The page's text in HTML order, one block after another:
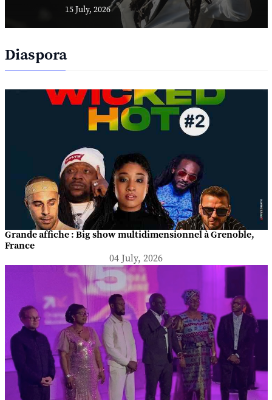
15 July, 2026
Diaspora
Grande affiche : Big show multidimensionnel à Grenoble,
France
04 July, 2026